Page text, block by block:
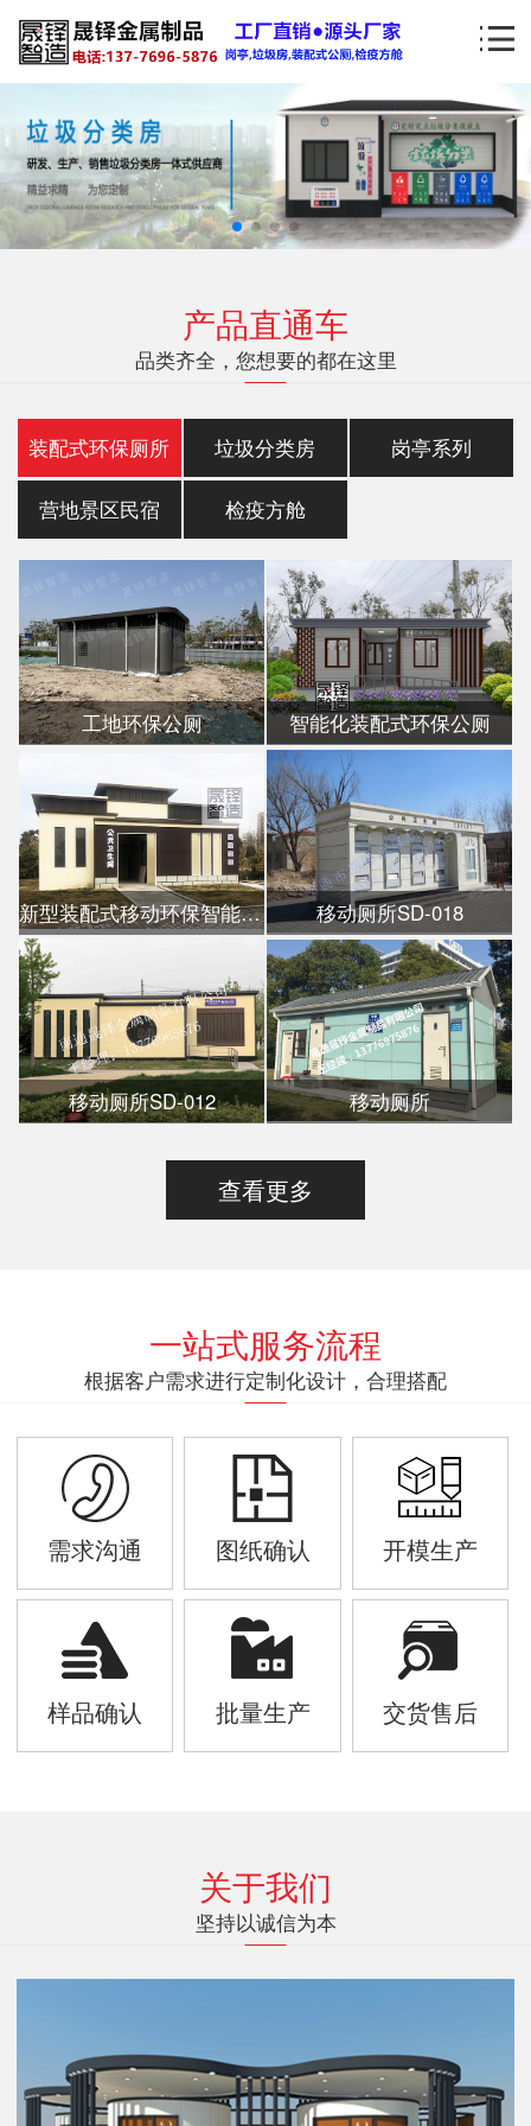
产品直通车
品类齐全，您想要的都在这里
装配式环保厕所 垃圾分类房 岗亭系列
营地景区民宿 检疫方舱
工地环保公厕 智能化装配式环保公厕
新型装配式移动环保智能公厕 移动厕所SD-018
移动厕所SD-012 移动厕所
查看更多
一站式服务流程
根据客户需求进行定制化设计，合理搭配
需求沟通 图纸确认 开模生产
样品确认 批量生产 交货售后
关于我们
坚持以诚信为本